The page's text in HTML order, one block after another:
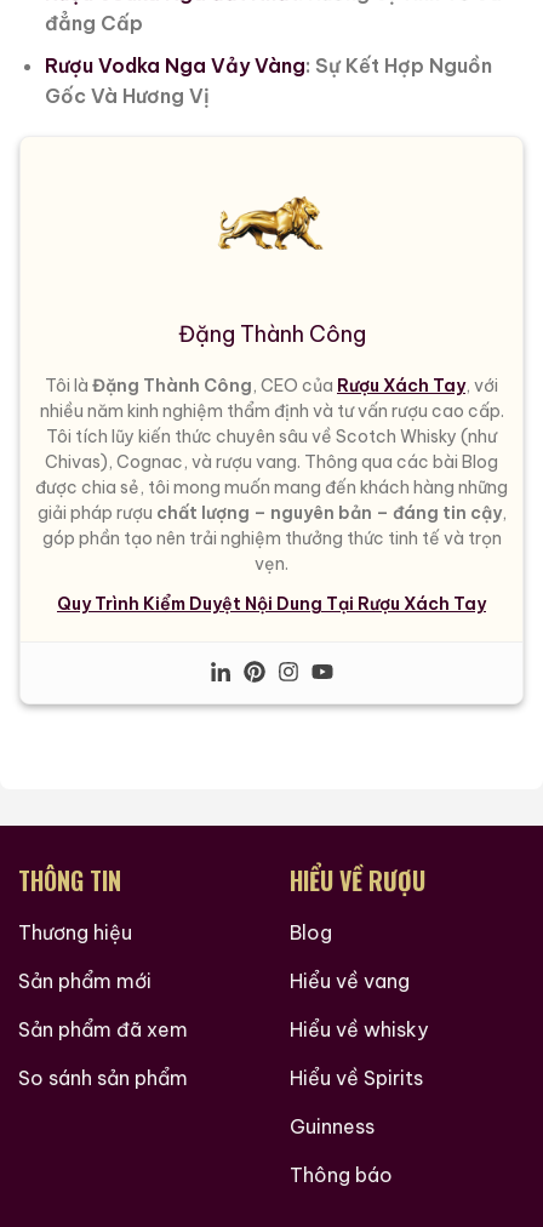
đẳng Cấp
Rượu Vodka Nga Vảy Vàng: Sự Kết Hợp Nguồn
Gốc Và Hương Vị
Đặng Thành Công
Tôi là Đặng Thành Công, CEO của Rượu Xách Tay, với
nhiều năm kinh nghiệm thẩm định và tư vấn rượu cao cấp.
Tôi tích lũy kiến thức chuyên sâu về Scotch Whisky (như
Chivas), Cognac, và rượu vang. Thông qua các bài Blog
được chia sẻ, tôi mong muốn mang đến khách hàng những
giải pháp rượu chất lượng – nguyên bản – đáng tin cậy,
góp phần tạo nên trải nghiệm thưởng thức tinh tế và trọn
vẹn.
Quy Trình Kiểm Duyệt Nội Dung Tại Rượu Xách Tay
THÔNG TIN
Thương hiệu
Sản phẩm mới
Sản phẩm đã xem
So sánh sản phẩm
HIỂU VỀ RƯỢU
Blog
Hiểu về vang
Hiểu về whisky
Hiểu về Spirits
Guinness
Thông báo